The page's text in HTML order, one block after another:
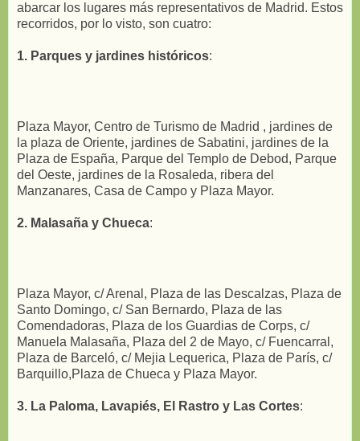
abarcar los lugares más representativos de Madrid. Estos
recorridos, por lo visto, son cuatro:
1. Parques y jardines históricos:
Plaza Mayor, Centro de Turismo de Madrid , jardines de
la plaza de Oriente, jardines de Sabatini, jardines de la
Plaza de España, Parque del Templo de Debod, Parque
del Oeste, jardines de la Rosaleda, ribera del
Manzanares, Casa de Campo y Plaza Mayor.
2. Malasaña y Chueca:
Plaza Mayor, c/ Arenal, Plaza de las Descalzas, Plaza de
Santo Domingo, c/ San Bernardo, Plaza de las
Comendadoras, Plaza de los Guardias de Corps, c/
Manuela Malasaña, Plaza del 2 de Mayo, c/ Fuencarral,
Plaza de Barceló, c/ Mejia Lequerica, Plaza de París, c/
Barquillo,Plaza de Chueca y Plaza Mayor.
3. La Paloma, Lavapiés, El Rastro y Las Cortes: